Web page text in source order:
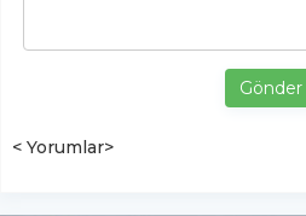
Gönder
< Yorumlar>